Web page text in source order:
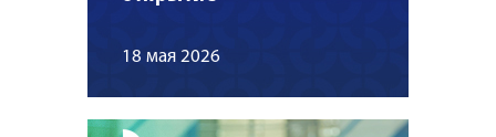
18 мая 2026